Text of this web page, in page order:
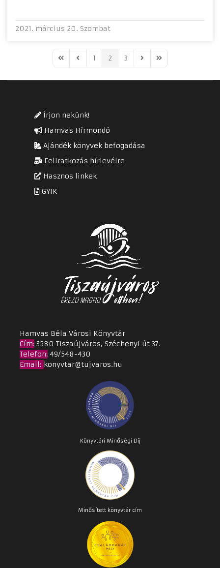
2021. március 20. Szombat
First PagePrevious Page
1 2 3 Next PageLast Page
Írjon nekünk!
Hamvas Hírmondó
Ajándék könyvek befogadása
Feliratkozás hírlevélre
Hasznos linkek
GYIK
Hamvas Béla Városi Könyvtár
Cím: 3580 Tiszaújváros, Széchenyi út 37.
Telefon: 49/548-430
Email: konyvtar@tujvaros.hu
Könyvtári Minőségi Díj
Minősített könyvtár cím